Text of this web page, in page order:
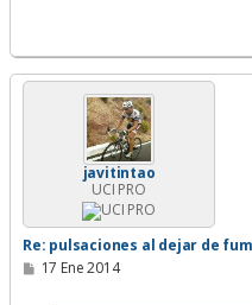
javitintao
UCI PRO
Re: pulsaciones al dejar de
M17 Ene 2014